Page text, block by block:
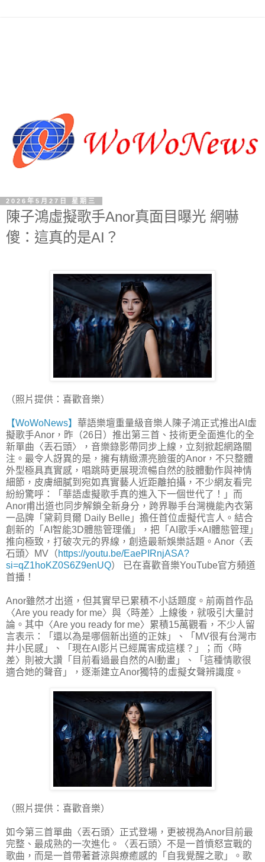
2026年5月27日 星期三
陳子鴻虛擬歌手Anor真面目曝光 網嚇
傻：這真的是AI？
（照片提供：喜歡音樂）
【WoWoNews】 華語樂壇重量級音樂人陳子鴻正式推出AI虛
擬歌手Anor，昨（26日）推出第三首、技術更全面進化的全
新單曲〈丟石頭〉，音樂錄影帶同步上線，立刻掀起網路關
注。最令人訝異的是，擁有精緻漂亮臉蛋的Anor，不只整體
外型極具真實感，唱跳時更展現流暢自然的肢體動作與神情
細節，皮膚細膩到宛如真實藝人近距離拍攝，不少網友看完
紛紛驚呼：「華語虛擬歌手真的進入下一個世代了！」而
Anor甫出道也同步解鎖全新身分，跨界聯手台灣機能內衣第
一品牌「黛莉貝爾 Daily Belle」擔任首位虛擬代言人。結合
創新的「AI智能3D體態管理儀」，把「AI歌手×AI體態管理」
推向極致，打破次元的界線，創造最新娛樂話題。Anor〈丟
石頭〉MV（https://youtu.be/EaePIRnjASA?
si=qZ1hoKZ0S6Z9enUQ） 已在喜歡音樂YouTube官方頻道
首播！
Anor雖然才出道，但其實早已累積不小話題度。前兩首作品
〈Are you ready for me〉與〈時差〉上線後，就吸引大量討
論。其中〈Are you ready for me〉累積15萬觀看，不少人留
言表示：「還以為是哪個新出道的正妹」、「MV很有台灣市
井小民感」、「現在AI影片已經厲害成這樣？」；而〈時
差〉則被大讚「目前看過最自然的AI動畫」、「這種情歌很
適合她的聲音」，逐漸建立Anor獨特的虛擬女聲辨識度。
（照片提供：喜歡音樂）
如今第三首單曲〈丟石頭〉正式登場，更被視為Anor目前最
完整、最成熟的一次進化。〈丟石頭〉不是一首憤怒宣戰的
歌曲，而是一首帶著蒼涼與療癒感的「自我覺醒之歌」。歌